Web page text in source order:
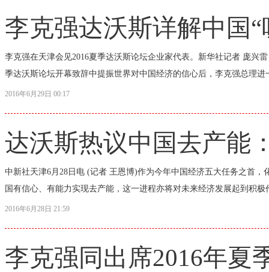
李克强达沃斯详解中国“
李克强在天津会见2016夏季达沃斯论坛企业家代表。新华社记者 庞兴
季达沃斯论坛开幕致辞中提振世界对中国经济的信心后，李克强总理
2016年6月29日 00:17
达沃斯热议中国去产能
中新社天津6月28日电 (记者 王恩博)作为今年中国经济五大任务之首
国有信心、有能力实现去产能，这一进程亦将对未来经济发展起到积
2016年6月28日 21:59
李克强同出席2016年夏